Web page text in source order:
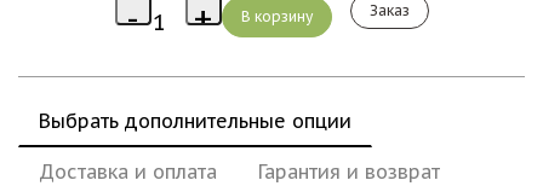
Заказ
Выбрать дополнительные опции
Доставка и оплата Гарантия и возврат